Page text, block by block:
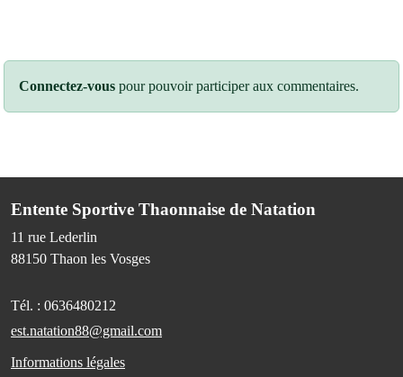
Connectez-vous pour pouvoir participer aux commentaires.
Entente Sportive Thaonnaise de Natation
11 rue Lederlin
88150 Thaon les Vosges
Tél. : 0636480212
est.natation88@gmail.com
Informations légales